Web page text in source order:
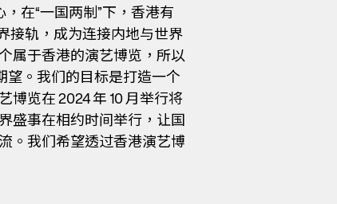
在“一国两制”下，香港有
接轨，成为连接内地与世界
属于香港的演艺博览，所以
望。我们的目标是打造一个
览在 2024 年 10 月举行将
盛事在相约时间举行，让国
。我们希望透过香港演艺博